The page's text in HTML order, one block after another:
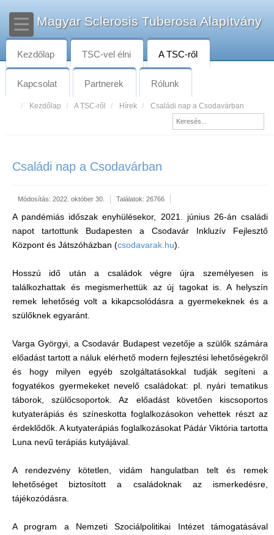
Magyar Sclerosis Tuberosa Alapítvány
Kezdőlap TSC-vel élni A TSC-ről
Kapcsolat Partnerek Rólunk
Kezdőlap A TSC-ről Hírek Családi nap a Csodavárban
Családi nap a Csodavárban
Módosítás: 2022. október 30. Találatok: 26766
A pandémiás időszak enyhülésekor, 2021. június 26-án családi
napot tartottunk Budapesten a Csodavár Inkluzív Fejlesztő
Központ és Játszóházban (csodavarak.hu).
Hosszú idő után a családok végre újra személyesen is
találkozhattak és megismerhettük az új tagokat is. A helyszín
remek lehetőség volt a kikapcsolódásra a gyermekeknek és a
szülőknek egyaránt.
Varga Györgyi, a Csodavár Budapest vezetője a szülők számára
előadást tartott a náluk elérhető modern fejlesztési lehetőségekről
és hogy milyen egyéb szolgáltatásokkal tudják segíteni a
fogyatékos gyermekeket nevelő családokat: pl. nyári tematikus
táborok, szülőcsoportok. Az előadást követően kiscsoportos
kutyaterápiás és színeskotta foglalkozásokon vehettek részt az
érdeklődők. A kutyaterápiás foglalkozásokat Pádár Viktória tartotta
Luna nevű terápiás kutyájával.
A rendezvény kötetlen, vidám hangulatban telt és remek
lehetőséget biztosított a családoknak az ismerkedésre,
tájékozódásra.
A program a Nemzeti Szociálpolitikai Intézet támogatásával